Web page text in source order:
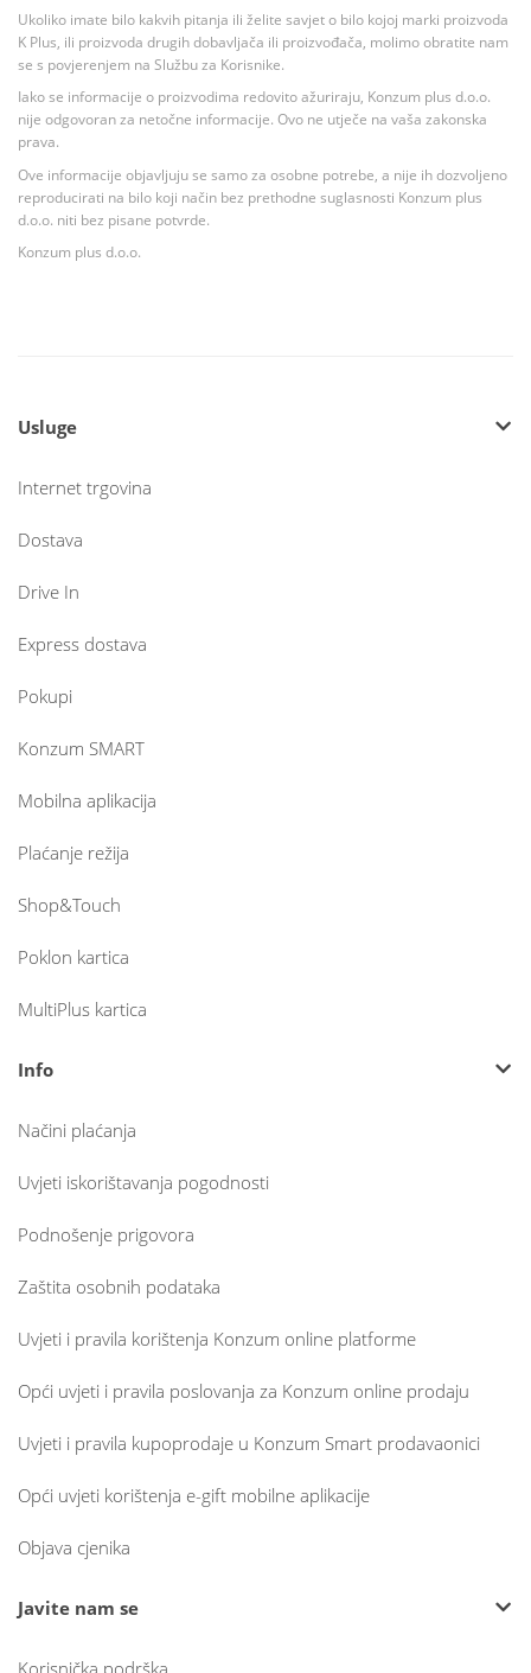
Ukoliko imate bilo kakvih pitanja ili želite savjet o bilo kojoj marki proizvoda
K Plus, ili proizvoda drugih dobavljača ili proizvođača, molimo obratite nam
se s povjerenjem na Službu za Korisnike.
Iako se informacije o proizvodima redovito ažuriraju, Konzum plus d.o.o.
nije odgovoran za netočne informacije. Ovo ne utječe na vaša zakonska
prava.
Ove informacije objavljuju se samo za osobne potrebe, a nije ih dozvoljeno
reproducirati na bilo koji način bez prethodne suglasnosti Konzum plus
d.o.o. niti bez pisane potvrde.
Konzum plus d.o.o.
Usluge
Internet trgovina
Dostava
Drive In
Express dostava
Pokupi
Konzum SMART
Mobilna aplikacija
Plaćanje režija
Shop&Touch
Poklon kartica
MultiPlus kartica
Info
Načini plaćanja
Uvjeti iskorištavanja pogodnosti
Podnošenje prigovora
Zaštita osobnih podataka
Uvjeti i pravila korištenja Konzum online platforme
Opći uvjeti i pravila poslovanja za Konzum online prodaju
Uvjeti i pravila kupoprodaje u Konzum Smart prodavaonici
Opći uvjeti korištenja e-gift mobilne aplikacije
Objava cjenika
Javite nam se